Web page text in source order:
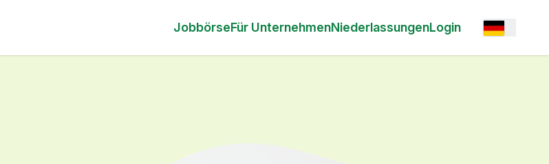
JobbörseFür UnternehmenNiederlassungenLogin Open